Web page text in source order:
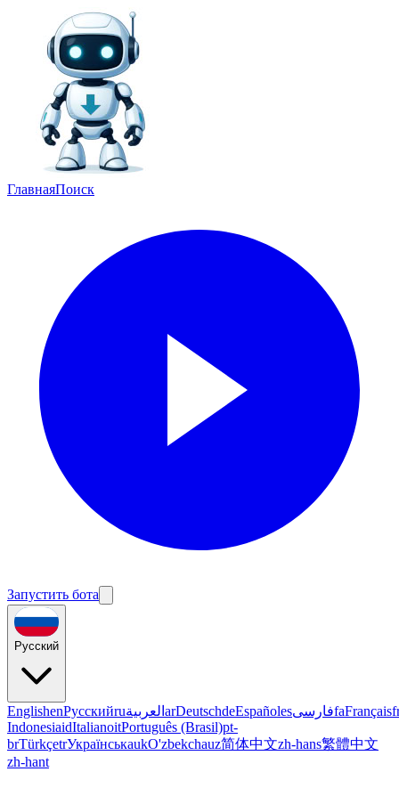
ГлавнаяПоиск
Запустить бота
Русский
EnglishenРусскийruالعربية arDeutschdeEspañolesفارسیfaFrançais
IndonesiaidItalianoitPortuguês (Brasil)pt-
brTürkçetrУкраїнськаukO'zbekchauz简体中文zh-hans繁體中文
zh-hant